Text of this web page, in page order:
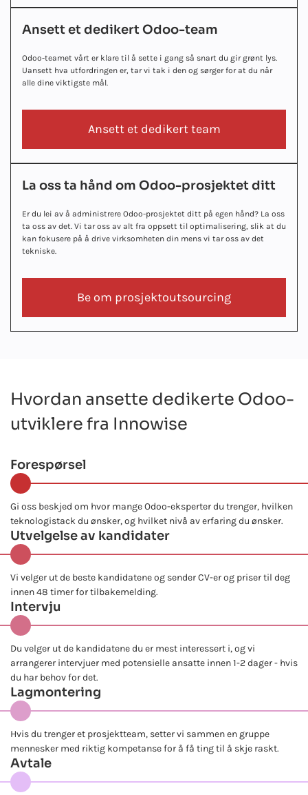
Ansett et dedikert Odoo-team
Odoo-teamet vårt er klare til å sette i gang så snart du gir grønt lys.
Uansett hva utfordringen er, tar vi tak i den og sørger for at du når
alle dine viktigste mål.
Ansett et dedikert team
La oss ta hånd om Odoo-prosjektet ditt
Er du lei av å administrere Odoo-prosjektet ditt på egen hånd? La oss
ta oss av det. Vi tar oss av alt fra oppsett til optimalisering, slik at du
kan fokusere på å drive virksomheten din mens vi tar oss av det
tekniske.
Be om prosjektoutsourcing
Hvordan ansette dedikerte Odoo-
utviklere fra Innowise
Forespørsel
Gi oss beskjed om hvor mange Odoo-eksperter du trenger, hvilken
teknologistack du ønsker, og hvilket nivå av erfaring du ønsker.
Utvelgelse av kandidater
Vi velger ut de beste kandidatene og sender CV-er og priser til deg
innen 48 timer for tilbakemelding.
Intervju
Du velger ut de kandidatene du er mest interessert i, og vi
arrangerer intervjuer med potensielle ansatte innen 1-2 dager - hvis
du har behov for det.
Lagmontering
Hvis du trenger et prosjektteam, setter vi sammen en gruppe
mennesker med riktig kompetanse for å få ting til å skje raskt.
Avtale